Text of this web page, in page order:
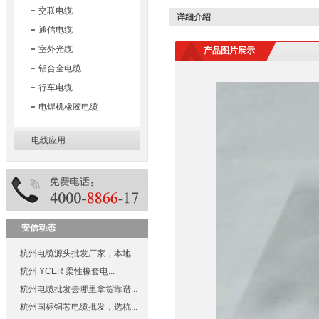
交联电缆
通信电缆
室外光缆
铝合金电缆
行车电缆
电焊机橡胶电缆
电线应用
安信动态
杭州电缆源头批发厂家，本地...
杭州 YCER 柔性橡套电...
杭州电缆批发去哪里拿货靠谱...
杭州国标铜芯电缆批发，选杭...
浙江质量网证书
牌暨首批三满意单位
示范企业
详细介绍
产品图片展示